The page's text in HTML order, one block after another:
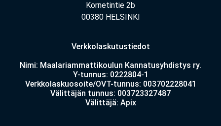
Kornetintie 2b
00380 HELSINKI
Verkkolaskutustiedot
Nimi: Maalariammattikoulun Kannatusyhdistys ry.
Y-tunnus: 0222804-1
Verkkolaskuosoite/OVT-tunnus: 003702228041
Välittäjän tunnus: 003723327487
Välittäjä: Apix